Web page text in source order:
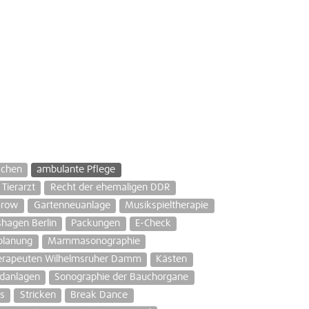
ambulante Pflege
Tierarzt
Recht der ehemaligen DDR
Gartenneuanlage
Musikspieltherapie
Berlin Packungen
E-Check
Mammasonographie
Wilhelmsruher Damm
Kästen
Sonographie der Bauchorgane
Stricken
Break Dance